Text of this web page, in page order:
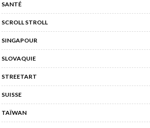
SANTÉ
SCROLL STROLL
SINGAPOUR
SLOVAQUIE
STREETART
SUISSE
TAÏWAN